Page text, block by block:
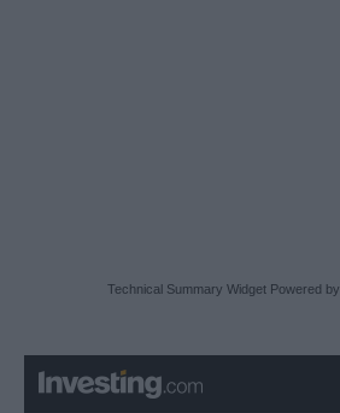
Technical Summary Widget Powered by